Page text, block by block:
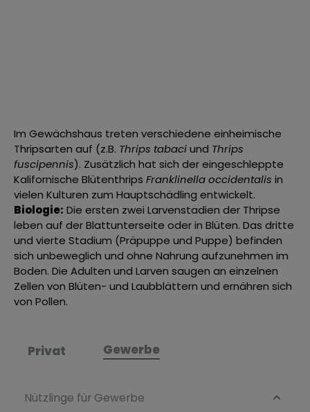
Im Gewächshaus treten verschiedene einheimische
Thripsarten auf (z.B. Thrips tabaciund Thrips
fuscipennis). Zusätzlich hat sich der eingeschleppte
Kalifornische Blütenthrips Franklinella occidentalis in
vielen Kulturen zum Hauptschädling entwickelt.
Biologie: Die ersten zwei Larvenstadien der Thripse
leben auf der Blattunterseite oder in Blüten. Das dritte
und vierte Stadium (Präpuppe und Puppe) befinden
sich unbeweglich und ohne Nahrung aufzunehmen im
Boden. Die Adulten und Larven saugen an einzelnen
Zellen von Blüten- und Laubblättern und ernähren sich
von Pollen.
Privat Gewerbe
Nützlinge für Gewerbe